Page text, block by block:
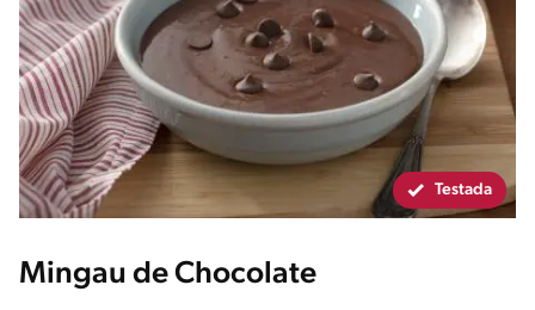
Testada
Mingau de Chocolate